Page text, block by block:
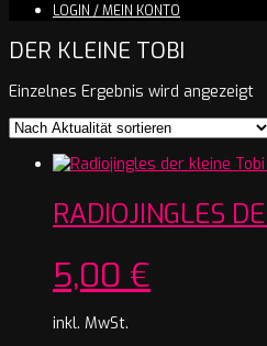
LOGIN / MEIN KONTO
DER KLEINE TOBI
Einzelnes Ergebnis wird angezeigt
RADIOJINGLES
5,00 €
inkl. MwSt.